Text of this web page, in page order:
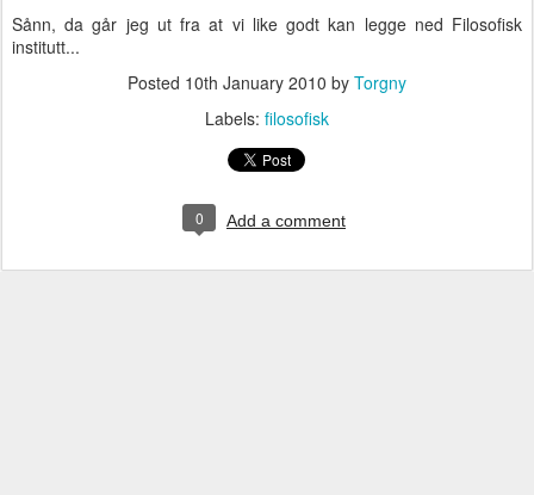
Sånn, da går jeg ut fra at vi like godt kan legge ned Filosofisk
institutt...
Posted 10th January 2010 by Torgny
Labels: filosofisk
0 Add a comment